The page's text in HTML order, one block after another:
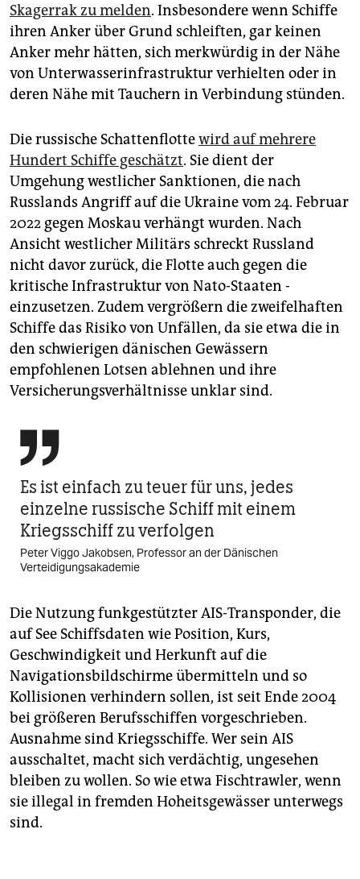
Skagerrak zu melden. Insbesondere wenn Schiffe
ihren Anker über Grund schleiften, gar keinen
Anker mehr hätten, sich merkwürdig in der Nähe
von Unterwasserinfrastruktur verhielten oder in
deren Nähe mit Tauchern in Verbindung stünden.
Die russische Schattenflottewird auf mehrere
Hundert Schiffe geschätzt. Sie dient der
Umgehung westlicher Sanktio­nen, die nach
Russlands Angriff auf die Ukraine vom 24. Februar
2022 gegen Moskau verhängt wurden. Nach
Ansicht westlicher Militärs schreckt Russland
nicht davor zurück, die Flotte auch gegen die
kritische Infrastruktur von Nato-Staaten ­
einzusetzen. Zudem vergrößern die zweifelhaften
Schiffe das Risiko von Unfällen, da sie etwa die in
den schwierigen dänischen Gewässern
empfohlenen Lotsen ablehnen und ihre
Versicherungsverhältnisse unklar sind.

Es ist einfach zu teuer für uns, jedes
einzelne russische Schiff mit einem
Kriegsschiff zu verfolgen
Peter Viggo Jakobsen, Professor an der Dänischen
Verteidigungsakademie
Die Nutzung funkgestützter AIS-Transponder, die
auf See Schiffsdaten wie Position, Kurs,
Geschwindigkeit und Herkunft auf die
Navigationsbildschirme übermitteln und so
Kollisionen verhindern sollen, ist seit Ende 2004
bei größeren Berufsschiffen vorgeschrieben.
Ausnahme sind Kriegsschiffe. Wer sein AIS
ausschaltet, macht sich verdächtig, ungesehen
bleiben zu wollen. So wie etwa Fischtrawler, wenn
sie illegal in fremden Hoheitsgewässer unterwegs
sind.